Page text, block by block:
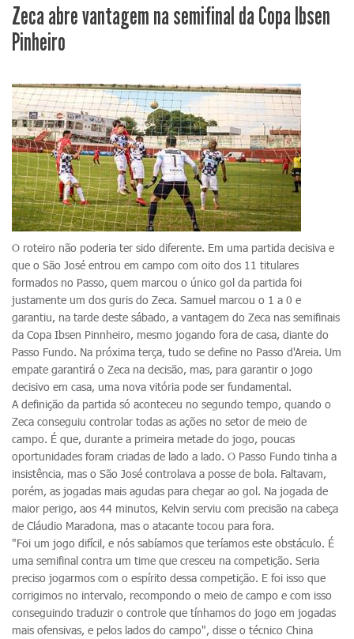
Zeca abre vantagem na semifinal da Copa Ibsen
Pinheiro
O roteiro não poderia ter sido diferente. Em uma partida decisiva e
que o São José entrou em campo com oito dos 11 titulares
formados no Passo, quem marcou o único gol da partida foi
justamente um dos guris do Zeca. Samuel marcou o 1 a 0 e
garantiu, na tarde deste sábado, a vantagem do Zeca nas semifinais
da Copa Ibsen Pinnheiro, mesmo jogando fora de casa, diante do
Passo Fundo. Na próxima terça, tudo se define no Passo d'Areia. Um
empate garantirá o Zeca na decisão, mas, para garantir o jogo
decisivo em casa, uma nova vitória pode ser fundamental.
A definição da partida só aconteceu no segundo tempo, quando o
Zeca conseguiu controlar todas as ações no setor de meio de
campo. É que, durante a primeira metade do jogo, poucas
oportunidades foram criadas de lado a lado. O Passo Fundo tinha a
insistência, mas o São José controlava a posse de bola. Faltavam,
porém, as jogadas mais agudas para chegar ao gol. Na jogada de
maior perigo, aos 44 minutos, Kelvin serviu com precisão na cabeça
de Cláudio Maradona, mas o atacante tocou para fora.
"Foi um jogo difícil, e nós sabíamos que teríamos este obstáculo. É
uma semifinal contra um time que cresceu na competição. Seria
preciso jogarmos com o espírito dessa competição. E foi isso que
corrigimos no intervalo, recompondo o meio de campo e com isso
conseguindo traduzir o controle que tínhamos do jogo em jogadas
mais ofensivas, e pelos lados do campo", disse o técnico China